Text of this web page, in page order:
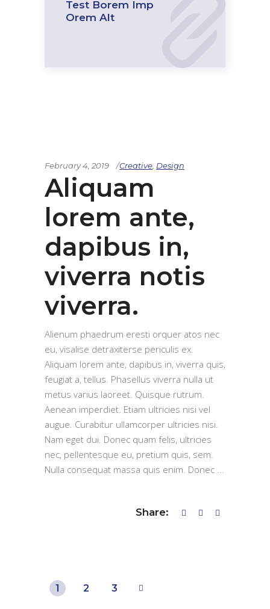
Test Borem Imp
Orem Alt
February 4, 2019 Creative Design
Aliquam
lorem ante,
dapibus in,
viverra notis
viverra.
Alienum phaedrum eresti orquer atos nec
eu, visalise detraxiterse periculis ex.
Aliquam lorem ante, dapibus in, viverra quis,
feugiat a, tellus. Phasellus viverra nulla ut
metus varius laoreet. Quisque rutrum.
Aenean imperdiet. Etiam ultricies nisi vel
augue. Curabitur ullamcorper ultricies nisi.
Nam eget dui. Donec quam felis, ultricies
nec, pellentesque eu, pretium quis, sem.
Nulla consequat massa quis enim. Donec
Share:
1 2 3